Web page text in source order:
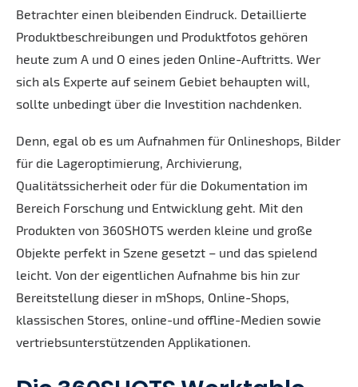
Betrachter einen bleibenden Eindruck. Detaillierte
Produktbeschreibungen und Produktfotos gehören
heute zum A und O eines jeden Online-Auftritts. Wer
sich als Experte auf seinem Gebiet behaupten will,
sollte unbedingt über die Investition nachdenken.
Denn, egal ob es um Aufnahmen für Onlineshops, Bilder
für die Lageroptimierung, Archivierung,
Qualitätssicherheit oder für die Dokumentation im
Bereich Forschung und Entwicklung geht. Mit den
Produkten von 360SHOTS werden kleine und große
Objekte perfekt in Szene gesetzt – und das spielend
leicht. Von der eigentlichen Aufnahme bis hin zur
Bereitstellung dieser in mShops, Online-Shops,
klassischen Stores, online-und offline-Medien sowie
vertriebsunterstützenden Applikationen.